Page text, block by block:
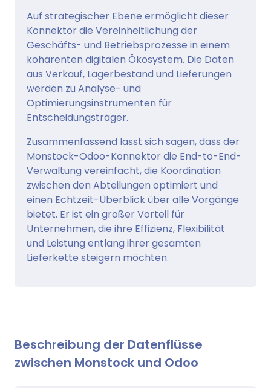
Auf strategischer Ebene ermöglicht dieser
Konnektor die Vereinheitlichung der
Geschäfts- und Betriebsprozesse in einem
kohärenten digitalen Ökosystem. Die Daten
aus Verkauf, Lagerbestand und Lieferungen
werden zu Analyse- und
Optimierungsinstrumenten für
Entscheidungsträger.
Zusammenfassend lässt sich sagen, dass der
Monstock-Odoo-Konnektor die End-to-End-
Verwaltung vereinfacht, die Koordination
zwischen den Abteilungen optimiert und
einen Echtzeit-Überblick über alle Vorgänge
bietet. Er ist ein großer Vorteil für
Unternehmen, die ihre Effizienz, Flexibilität
und Leistung entlang ihrer gesamten
Lieferkette steigern möchten.
Beschreibung der Datenflüsse
zwischen Monstock und Odoo